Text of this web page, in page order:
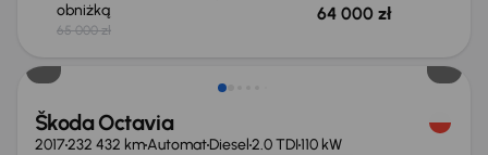
obniżką
65 000 zł
64 000 zł
Taniej o 1 500 zł
Škoda Octavia
2017232 432 kmAutomatDiesel2.0 TDI110 kW